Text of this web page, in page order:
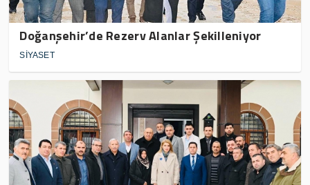
Doğanşehir’de Rezerv Alanlar Şekilleniyor
SİYASET